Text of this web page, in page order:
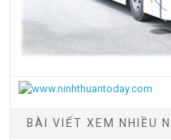
BÀI VIẾT XEM NHIỀU